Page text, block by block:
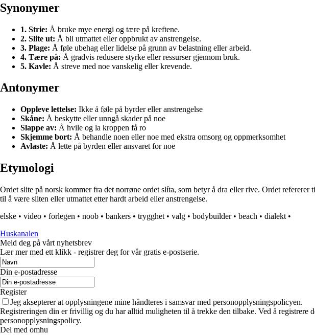
Synonymer
1. Strie: Å bruke mye energi og tære på kreftene.
2. Slite ut: Å bli utmattet eller oppbrukt av anstrengelse.
3. Plage: Å føle ubehag eller lidelse på grunn av belastning eller arbeid.
4. Tære på: Å gradvis redusere styrke eller ressurser gjennom bruk.
5. Kavle: Å streve med noe vanskelig eller krevende.
Antonymer
Oppleve lettelse: Ikke å føle på byrder eller anstrengelse
Skåne: Å beskytte eller unngå skader på noe
Slappe av: Å hvile og la kroppen få ro
Skjemme bort: Å behandle noen eller noe med ekstra omsorg og oppmerksomhet
Avlaste: Å lette på byrden eller ansvaret for noe
Etymologi
Ordet slite på norsk kommer fra det norrøne ordet slíta, som betyr å dra eller rive. Ordet
til å være sliten eller utmattet etter hardt arbeid eller anstrengelse.
elske • video • forlegen • noob • bankers • trygghet • valg • bodybuilder• beach • dialekt •
Huskanalen
Meld deg på vårt nyhetsbrev
Lær mer med ett klikk - registrer deg for vår gratis e-postserie.
Din e-postadresse
Register
Jeg aksepterer at opplysningene mine håndteres i samsvar med personopplysningspolicyen.
Registreringen din er frivillig og du har alltid muligheten til å trekke den tilbake. Ved å
personopplysningspolicy.
Del med omhu